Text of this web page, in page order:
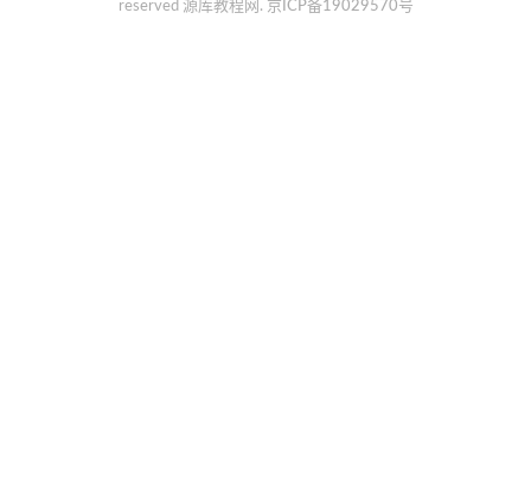
reserved 源库教程网. 京ICP备19029570号